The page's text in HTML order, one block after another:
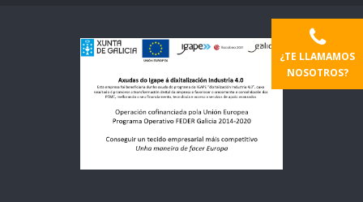
¿TE LLAMAMOS
NOSOTROS?